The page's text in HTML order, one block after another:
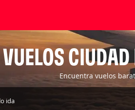
VUELOS
Encuentra vuelos
ida